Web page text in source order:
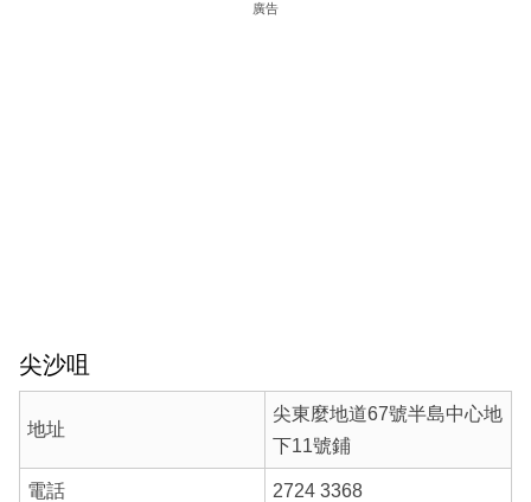
廣告
尖沙咀
地址
尖東麼地道67號半島中心地
下11號鋪
電話 2724 3368